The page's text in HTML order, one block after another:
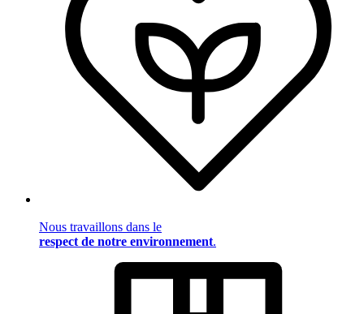
Nous travaillons dans le
respect de notre environnement.